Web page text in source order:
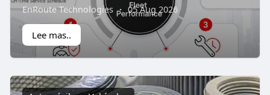
EnRoute Technologies · 05 Aug 2026
Lee mas..